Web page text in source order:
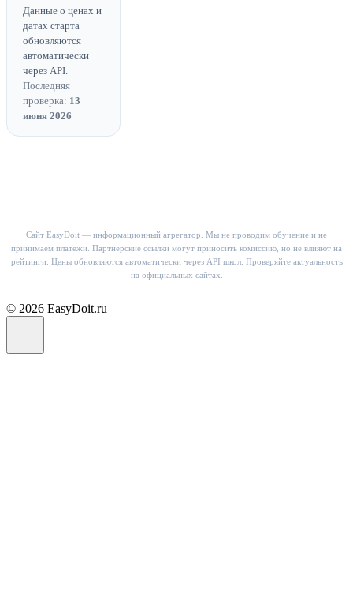
Данные о ценах и
датах старта
обновляются
автоматически
через API.
Последняя
проверка: 13
июня 2026
Сайт EasyDoit — информационный агрегатор. Мы не проводим обучение и не
принимаем платежи. Партнерские ссылки могут приносить комиссию, но не влияют на
рейтинги. Цены обновляются автоматически через API школ. Проверяйте актуальность
на официальных сайтах.
© 2026 EasyDoit.ru